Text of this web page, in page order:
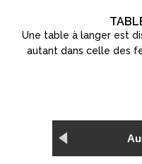
Une table à langer est
autant dans celle des